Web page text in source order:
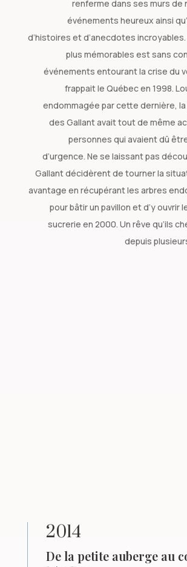
renferme dans ses murs de
événements heureux ainsi
d’histoires et d’anecdotes incroyables.
plus mémorables est sans
événements entourant la crise du
frappait le Québec en 1998.
endommagée par cette dernière,
des Gallant avait tout de même
personnes qui avaient dû
d’urgence. Ne se laissant pas
Gallant décidèrent de tourner la
avantage en récupérant les arbres
pour bâtir un pavillon et d’y ouvrir
sucrerie en 2000. Un rêve qu’ils
depuis
2014
De la petite auberge au